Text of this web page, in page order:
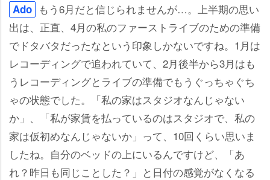
Ado もう6月だと信じられませんが…。上半期の思い
出は、正直、4月の私のファーストライブのための準備
でドタバタだったなという印象しかないですね。1月は
レコーディングで追われていて、2月後半から3月はも
うレコーディングとライブの準備でもうぐっちゃぐち
ゃの状態でした。「私の家はスタジオなんじゃない
か」、「私が家賃を払っているのはスタジオで、私の
家は仮初めなんじゃないか」って、10回くらい思いま
したね。自分のベッドの上にいるんですけど、「あ
れ？昨日も同じことした？」と日付の感覚がなくなる